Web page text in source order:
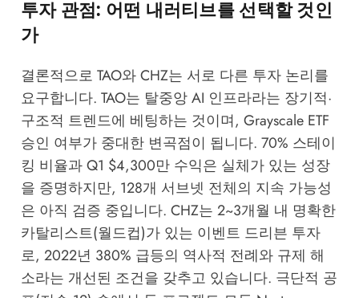
투자 관점: 어떤 내러티브를 선택할 것인
가
결론적으로 TAO와 CHZ는 서로 다른 투자 논리를
요구합니다. TAO는 탈중앙 AI 인프라라는 장기적·
구조적 트렌드에 베팅하는 것이며, Grayscale ETF
승인 여부가 중대한 변곡점이 됩니다. 70% 스테이
킹 비율과 Q1 $4,300만 수익은 실체가 있는 성장
을 증명하지만, 128개 서브넷 전체의 지속 가능성
은 아직 검증 중입니다. CHZ는 2~3개월 내 명확한
카탈리스트(월드컵)가 있는 이벤트 드리븐 투자
로, 2022년 380% 급등의 역사적 전례와 규제 해
소라는 개선된 조건을 갖추고 있습니다. 극단적 공